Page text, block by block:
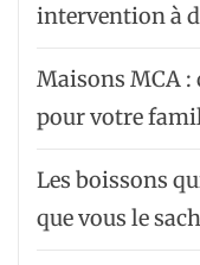
intervention à
Maisons MCA :
pour votre
Les boissons
que vous le